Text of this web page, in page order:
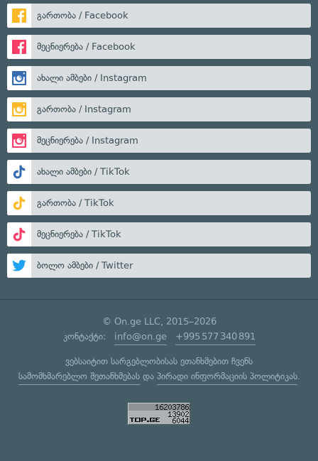
გართობა / Facebook
მეცნიერება / Facebook
ახალი ამბები / Instagram
გართობა / Instagram
მეცნიერება / Instagram
ახალი ამბები / TikTok
გართობა / TikTok
მეცნიერება / TikTok
ბოლო ამბები / Twitter
© On.ge LLC, 2015–2026
კონტაქტი: info@on.ge +995 577 340 891
ვებსაიტით სარგებლობისას ეთანხმებით ჩვენს
სამომხმარებლო შეთანხმებასდა პირადი ინფორმაციის პოლიტიკას.